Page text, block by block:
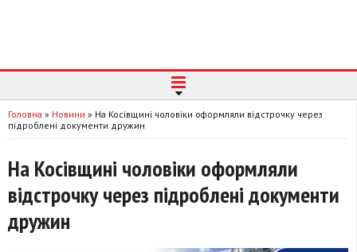
Головна » Новини » На Косівщині чоловіки оформляли відстрочку через
підроблені документи дружин
На Косівщині чоловіки оформляли
відстрочку через підроблені документи
дружин